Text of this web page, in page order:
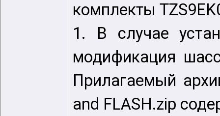
комплекты
1. В случае
модификация
Прилагаемый
and FLASH.zip